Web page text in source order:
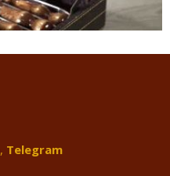
, Telegram